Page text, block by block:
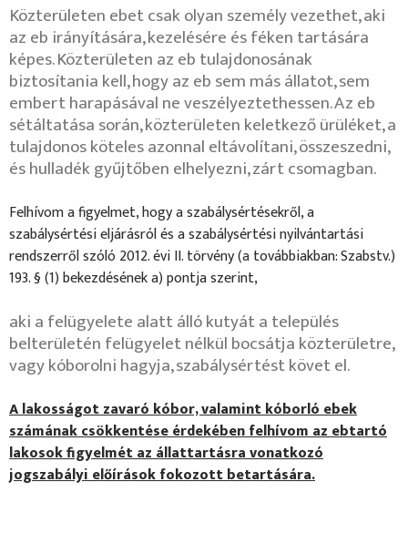
Közterületen ebet csak olyan személy vezethet, aki
az eb irányítására, kezelésére és féken tartására
képes.Közterületen az eb tulajdonosának
biztosítania kell, hogy az eb sem más állatot, sem
embert harapásával ne veszélyeztethessen. Az eb
sétáltatása során, közterületen keletkező ürüléket, a
tulajdonos köteles azonnal eltávolítani, összeszedni,
és hulladék gyűjtőben elhelyezni, zárt csomagban.
Felhívom a figyelmet, hogy a szabálysértésekről, a
szabálysértési eljárásról és a szabálysértési nyilvántartási
rendszerről szóló 2012. évi II. törvény (a továbbiakban: Szabstv.)
193. § (1) bekezdésének a) pontja szerint,
aki a felügyelete alatt álló kutyát a település
belterületén felügyelet nélkül bocsátja közterületre,
vagy kóborolni hagyja, szabálysértést követ el.
A lakosságot zavaró kóbor, valamint kóborló ebek
számának csökkentése érdekében felhívom az ebtartó
lakosok figyelmét az állattartásra vonatkozó
jogszabályi előírások fokozott betartására.